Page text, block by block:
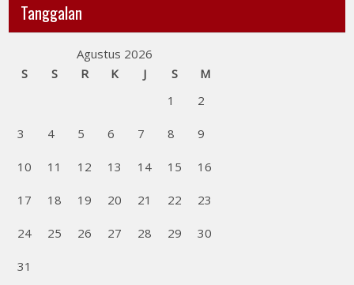
Tanggalan
Agustus 2026
S
S R K J S
M
1
2
3 4 5 6 7 8 9
10 11 12 13 14 15 16
17 18 19 20 21 22 23
24 25 26 27 28 29 30
31